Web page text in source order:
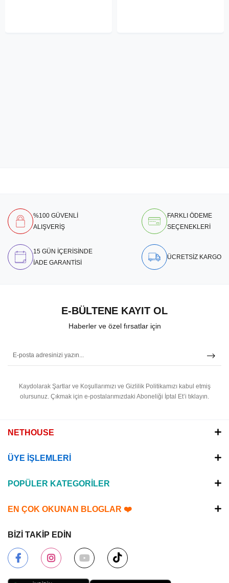
%100 GÜVENLİ
ALIŞVERİŞ
FARKLI ÖDEME
SEÇENEKLERİ
15 GÜN İÇERİSİNDE
İADE GARANTİSİ
ÜCRETSİZ KARGO
E-BÜLTENE KAYIT OL
Haberler ve özel fırsatlar için
Kaydolarak Şartlar ve Koşullarımızı ve Gizlilik Politikamızı kabul etmiş
olursunuz. Çıkmak için e-postalarımızdaki Aboneliği İptal Et’i tıklayın.
NETHOUSE
ÜYE İŞLEMLERİ
POPÜLER KATEGORİLER
EN ÇOK OKUNAN BLOGLAR ❤️
BİZİ TAKİP EDİN